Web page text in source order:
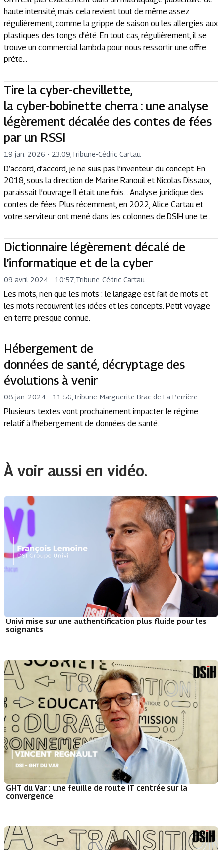
haute intensité, mais cela revient tout de même assez
régulièrement, comme la grippe de saison ou les allergies aux
plastiques des tongs d’été. En tout cas, régulièrement, il se
trouve un commercial lambda pour nous ressortir une offre
préte...
Tire la cyber-chevillette,
la cyber-bobinette cherra : une analyse
légèrement décalée des contes de fées
par un RSSI
19 jan. 2026 - 23:09 Tribune-Cédric Cartau
D’accord, d’accord, je ne suis pas l’inventeur du concept. En
2018, sous la direction de Marine Ranouil et Nicolas Dissaux,
paraissait l’ouvrage Il était une fois… Analyse juridique des
contes de fées. Plus récemment, en 2022, Alice Cartau et
votre serviteur ont mené dans les colonnes de DSIH une te...
Dictionnaire légèrement décalé de
l’informatique et de la cyber
09 avril 2024 - 10:57 Tribune-Cédric Cartau
Les mots, rien que les mots : le langage est fait de mots et
les mots recouvrent les idées et les concepts. Petit voyage
en terre presque connue.
Hébergement de
données de santé, décryptage des
évolutions à venir
08 jan. 2024 - 11:56 Tribune-Marguerite Brac de La Perrière
Plusieurs textes vont prochainement impacter le régime
relatif à l'hébergement de données de santé.
À voir aussi en vidéo.
Univi mise sur une authentification plus fluide pour les
soignants
GHT du Var : une feuille de route IT centrée sur la
convergence